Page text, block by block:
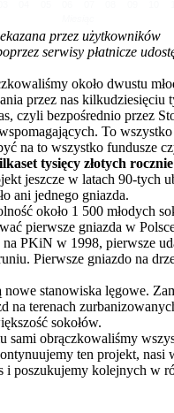
przez użytkowników
serwisy płatnicze
około dwustu
przez nas kilkudziesięciu
czyli bezpośrednio przez
To wszystko
na to wszystko fundusze
tysięcy złotych rocznie
jeszcze w latach 90-tych
ani jednego gniazda.
około 1 500 młodych
pierwsze gniazda w
na PKiN w 1998, pierwsze
Pierwsze gniazdo na
stanowiska lęgowe.
na terenach
sokołów.
sami obrączkowaliśmy
ten projekt, nasi
i poszukujemy kolejnych w